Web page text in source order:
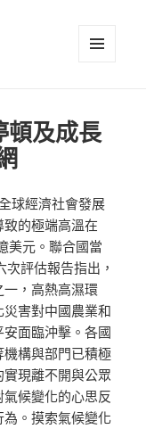
頓及成長
球經濟社會發展
的極端高溫在
美元。聯合國當
評估報告指出，
，高熱高濕環
害對中國農業和
面臨沖擊。各國
構與部門已積極
現離不開與公眾
候變化的心思反
。摸索氣候變化